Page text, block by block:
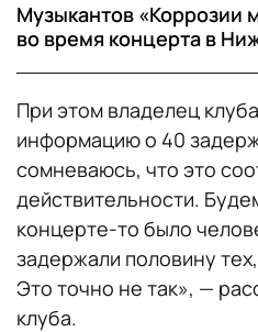
Музыкантов «Коррозии
во время концерта в
При этом владелец
информацию о 40
сомневаюсь, что это
действительности.
концерте-то было
задержали половину
Это точно не так», —
клуба.